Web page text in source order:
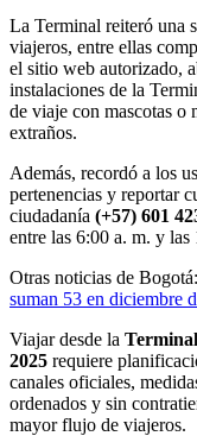
La Terminal reiteró una
viajeros, entre ellas
el sitio web autorizado,
instalaciones de la
de viaje con mascotas o
extraños.
Además, recordó a los
pertenencias y reportar
ciudadanía (+57) 601
entre las 6:00 a. m. y las
Otras noticias de Bogotá:
suman 53 en diciembre
Viajar desde la
2025 requiere
canales oficiales,
ordenados y sin
mayor flujo de viajeros.